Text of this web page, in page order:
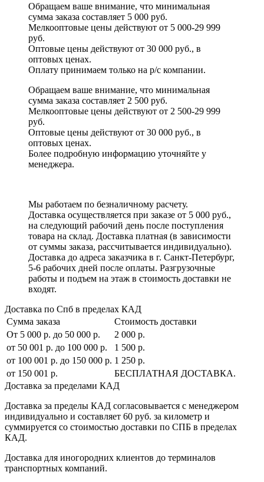
Обращаем ваше внимание, что минимальная
сумма заказа составляет 5 000 руб.
Мелкооптовые цены действуют от 5 000-29 999
руб.
Оптовые цены действуют от 30 000 руб., в
оптовых ценах.
Оплату принимаем только на р/с компании.
Обращаем ваше внимание, что минимальная
сумма заказа составляет 2 500 руб.
Мелкооптовые цены действуют от 2 500-29 999
руб.
Оптовые цены действуют от 30 000 руб., в
оптовых ценах.
Более подробную информацию уточняйте у
менеджера.
Мы работаем по безналичному расчету.
Доставка осуществляется при заказе от 5 000 руб.,
на следующий рабочий день после поступления
товара на склад. Доставка платная (в зависимости
от суммы заказа, рассчитывается индивидуально).
Доставка до адреса заказчика в г. Санкт-Петербург,
5-6 рабочих дней после оплаты. Разгрузочные
работы и подъем на этаж в стоимость доставки не
входят.
Доставка по Спб в пределах КАД
Сумма заказа
Стоимость доставки
От 5 000 р. до 50 000 р.
2 000 р.
от 50 001 р. до 100 000 р.
1 500 р.
от 100 001 р. до 150 000 р. 1 250 р.
от 150 001 р.
БЕСПЛАТНАЯ ДОСТАВКА.
Доставка за пределами КАД
Доставка за пределы КАД согласовывается с менеджером
индивидуально и составляет 60 руб. за километр и
суммируется со стоимостью доставки по СПБ в пределах
КАД.
Доставка для иногородних клиентов до терминалов
транспортных компаний.